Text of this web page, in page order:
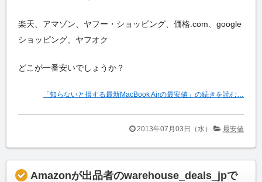
楽天、アマゾン、ヤフー・ショッピング、価格.com、google
ショッピング、ヤフオク
どこが一番安いでしょうか？
「知らないと損する最新MacBook Airの最安値」の続きを読む…
2013年07月03日（水） 最安値
Amazonが出品者のwarehouse_deals_jpで